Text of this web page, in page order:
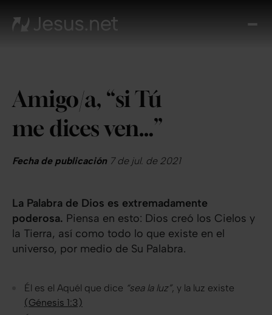
Amigo/a, “si Tú
me dices ven…”
Fecha de publicación7 de jul. de 2021
La Palabra de Dios es extremadamente
poderosa. Piensa en esto: Dios creó los Cielos y
la Tierra, así como todo lo que existe en el
universo, por medio de Su Palabra.
Él es el Aquél que dice “sea la luz”, y la luz existe
(Génesis 1:3)